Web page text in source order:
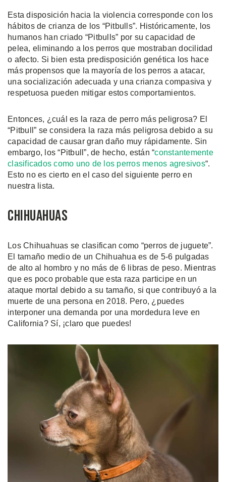
Esta disposición hacia la violencia corresponde con los
hábitos de crianza de los “Pitbulls”. Históricamente, los
humanos han criado “Pitbulls” por su capacidad de
pelea, eliminando a los perros que mostraban docilidad
o afecto. Si bien esta predisposición genética los hace
más propensos que la mayoría de los perros a atacar,
una socialización adecuada y una crianza compasiva y
respetuosa pueden mitigar estos comportamientos.
Entonces, ¿cuál es la raza de perro más peligrosa? El
“Pitbull” se considera la raza más peligrosa debido a su
capacidad de causar gran daño muy rápidamente. Sin
embargo, los “Pitbull”, de hecho, están “constantemente
clasificados como uno de los perros menos agresivos“.
Esto no es cierto en el caso del siguiente perro en
nuestra lista.
Chihuahuas
Los Chihuahuas se clasifican como “perros de juguete”.
El tamaño medio de un Chihuahua es de 5-6 pulgadas
de alto al hombro y no más de 6 libras de peso. Mientras
que es poco probable que esta raza participe en un
ataque mortal debido a su tamaño, si que contribuyó a la
muerte de una persona en 2018. Pero, ¿puedes
interponer una demanda por una mordedura leve en
California? Sí, ¡claro que puedes!